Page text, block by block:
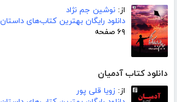
از: نوشین جم نژاد
دانلود رایگان بهترین کتاب‌های داستان
۶۹ صفحه
دانلود کتاب آدمیان
از: زویا قلی پور